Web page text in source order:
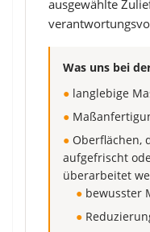
ausgewählte
Was uns bei
● langlebige
●
● Oberflächen,
aufgefrischt
überarbeitet
● bewusster
●